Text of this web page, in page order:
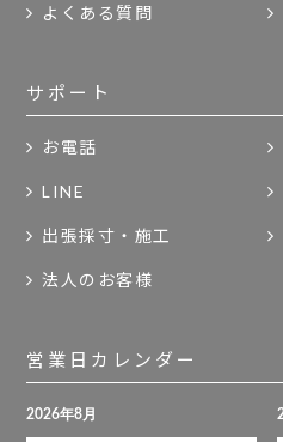
よくある質問
サポート
お電話
LINE
出張採寸・施工
法人のお客様
営業日カレンダー